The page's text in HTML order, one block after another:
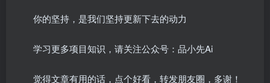
你的坚持，是我们坚持更新下去的动力
学习更多项目知识，请关注公众号：品小先Ai
觉得文章有用的话，点个好看，转发朋友圈，多谢！